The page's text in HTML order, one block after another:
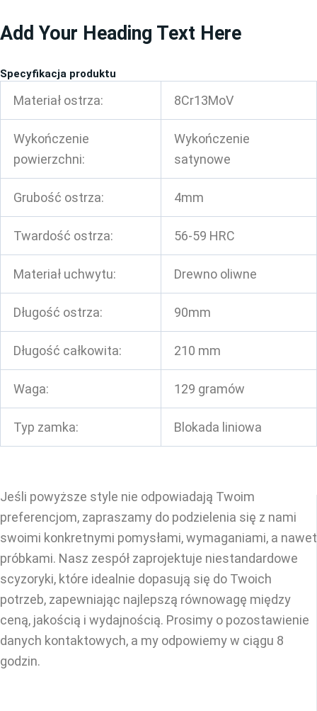
do
Add Your Heading Text Here
Specyfikacja produktu
Materiał ostrza: 8Cr13MoV
Wykończenie
powierzchni:
Wykończenie
satynowe
Grubość ostrza: 4mm
Twardość ostrza: 56-59 HRC
Materiał uchwytu: Drewno oliwne
Długość ostrza: 90mm
Długość całkowita: 210 mm
Waga: 129 gramów
Typ zamka: Blokada liniowa
Jeśli powyższe style nie odpowiadają Twoim
preferencjom, zapraszamy do podzielenia się z nami
swoimi konkretnymi pomysłami, wymaganiami, a nawet
próbkami. Nasz zespół zaprojektuje niestandardowe
scyzoryki, które idealnie dopasują się do Twoich
potrzeb, zapewniając najlepszą równowagę między
ceną, jakością i wydajnością. Prosimy o pozostawienie
danych kontaktowych, a my odpowiemy w ciągu 8
godzin.